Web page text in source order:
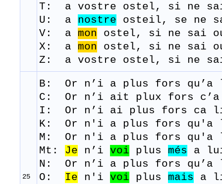
T: a vostre ostel, si ne
U: a nostre osteil, se ne
V: a mon ostel, si ne sai
X: a mon ostel, si ne sai
Z: a vostre ostel, si ne
25
B: Or n’i a plus fors qu’a
C: Or n’i ait plux fors c’a
I: Or n’i ai plus fors ca li
K: Or n'i a plus fors qu'a li
M: Or n'i a plus fors qu'a
Mt: Je n’i voi plus més a lui
N: Or n’i a plus fors qu’a
O: Ie n'i voi plus mais a li